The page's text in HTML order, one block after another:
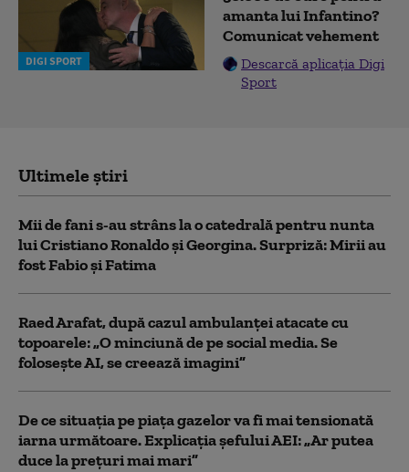
DIGI SPORT
amanta lui Infantino?
Comunicat vehement
Descarcă aplicația Digi
Sport
Ultimele știri
Mii de fani s-au strâns la o catedrală pentru nunta
lui Cristiano Ronaldo şi Georgina. Surpriză: Mirii au
fost Fabio şi Fatima
Raed Arafat, după cazul ambulanței atacate cu
topoarele: „O minciună de pe social media. Se
folosește AI, se creează imagini”
De ce situaţia pe piaţa gazelor va fi mai tensionată
iarna următoare. Explicația șefului AEI: „Ar putea
duce la preţuri mai mari”